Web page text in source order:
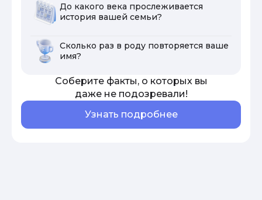
До какого века прослеживается
история вашей семьи?
Сколько раз в роду повторяется ваше
имя?
Соберите факты, о которых вы
даже не подозревали!
Узнать подробнее